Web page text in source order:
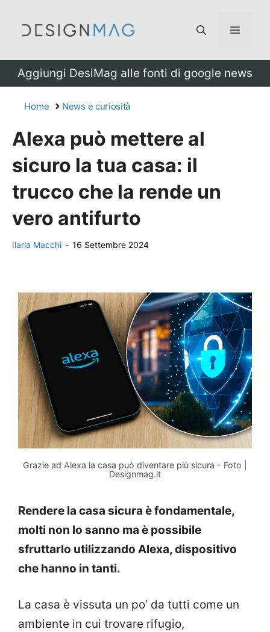
Menu
Aggiungi DesiMag alle fonti di google news
Home News e curiosità
Alexa può mettere al
sicuro la tua casa: il
trucco che la rende un
vero antifurto
Ilaria Macchi - 16 Settembre 2024
Grazie ad Alexa la casa può diventare più sicura - Foto |
Designmag.it
Rendere la casa sicura è fondamentale,
molti non lo sanno ma è possibile
sfruttarlo utilizzando Alexa, dispositivo
che hanno in tanti.
La casa è vissuta un po’ da tutti come un
ambiente in cui trovare rifugio,